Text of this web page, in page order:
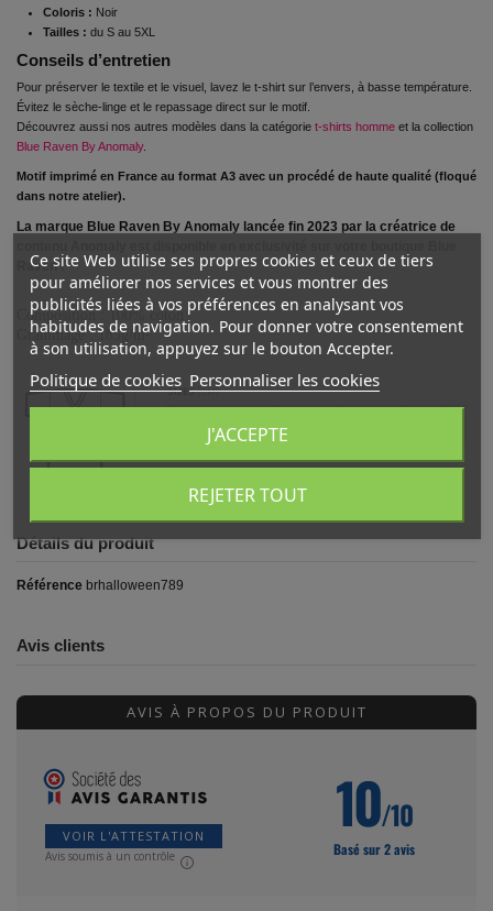
Coloris : Noir
Tailles : du S au 5XL
Conseils d’entretien
Pour préserver le textile et le visuel, lavez le t-shirt sur l’envers, à basse température.
Évitez le sèche-linge et le repassage direct sur le motif.
Découvrez aussi nos autres modèles dans la catégorie t-shirts homme et la collection
Blue Raven By Anomaly.
Motif imprimé en France au format A3 avec un procédé de haute qualité (floqué
dans notre atelier).
La marque Blue Raven By Anomaly lancée fin 2023 par la créatrice de
Raven !
Composition : 100% coton
Grammage : 185g/m²
Détails du produit
Référence brhalloween789
Avis clients
AVIS À PROPOS DU PRODUIT
VOIR L'ATTESTATION
Avis soumis à un contrôle
10/10
Basé sur 2 avis
Ce site Web utilise ses propres cookies et ceux de tiers
pour améliorer nos services et vous montrer des
publicités liées à vos préférences en analysant vos
habitudes de navigation. Pour donner votre consentement
à son utilisation, appuyez sur le bouton Accepter.
Politique de cookies Personnaliser les cookies
REJETER TOUT
J'ACCEPTE